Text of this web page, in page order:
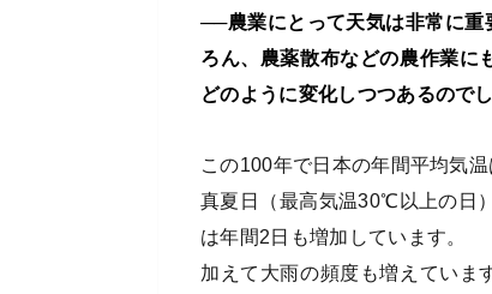
──農業にとって天気は非常に重
ろん、農薬散布などの農作業に
どのように変化しつつあるのでし
この100年で日本の年間平均気
真夏日（最高気温30℃以上の日
は年間2日も増加しています。
加えて大雨の頻度も増えていま